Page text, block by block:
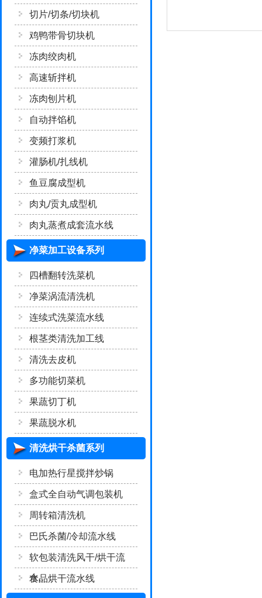
切片/切条/切块机
鸡鸭带骨切块机
冻肉绞肉机
高速斩拌机
冻肉刨片机
自动拌馅机
变频打浆机
灌肠机/扎线机
鱼豆腐成型机
肉丸/贡丸成型机
肉丸蒸煮成套流水线
净菜加工设备系列
四槽翻转洗菜机
净菜涡流清洗机
连续式洗菜流水线
根茎类清洗加工线
清洗去皮机
多功能切菜机
果蔬切丁机
果蔬脱水机
清洗烘干杀菌系列
电加热行星搅拌炒锅
盒式全自动气调包装机
周转箱清洗机
巴氏杀菌/冷却流水线
软包装清洗风干/烘干流
水..
食品烘干流水线